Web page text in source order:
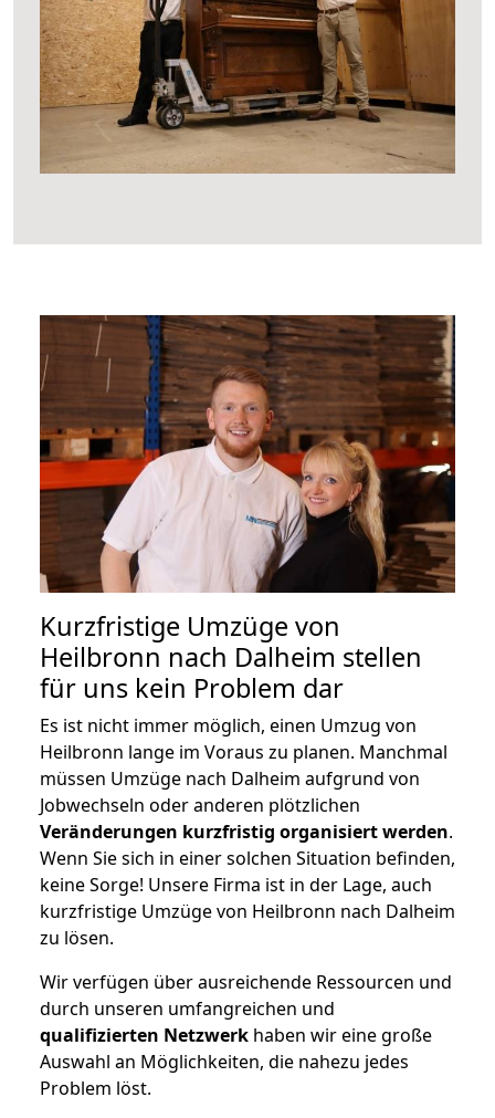
Kurzfristige Umzüge von
Heilbronn nach Dalheim stellen
für uns kein Problem dar
Es ist nicht immer möglich, einen Umzug von
Heilbronn lange im Voraus zu planen. Manchmal
müssen Umzüge nach Dalheim aufgrund von
Jobwechseln oder anderen plötzlichen
Veränderungen kurzfristig organisiert werden.
Wenn Sie sich in einer solchen Situation befinden,
keine Sorge! Unsere Firma ist in der Lage, auch
kurzfristige Umzüge von Heilbronn nach Dalheim
zu lösen.
Wir verfügen über ausreichende Ressourcen und
durch unseren umfangreichen und
qualifizierten Netzwerk haben wir eine große
Auswahl an Möglichkeiten, die nahezu jedes
Problem löst.